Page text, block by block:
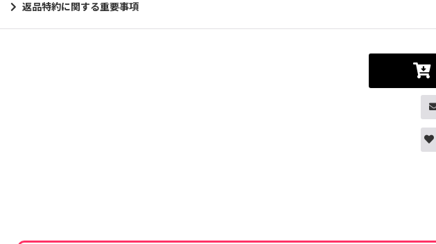
返品特約に関する重要事項